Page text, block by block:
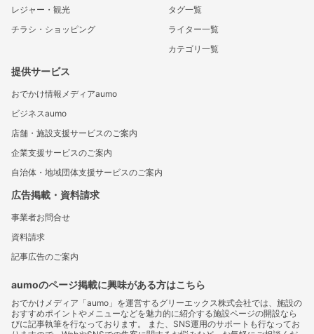
レジャー・観光
チラシ・ショッピング
タグ一覧
ライター一覧
カテゴリ一覧
提供サービス
おでかけ情報メディアaumo
ビジネスaumo
店舗・施設支援サービスのご案内
企業支援サービスのご案内
自治体・地域団体支援サービスのご案内
広告掲載・資料請求
事業者お問合せ
資料請求
記事広告のご案内
aumoのページ掲載に興味がある方はこちら
おでかけメディア「aumo」を運営するグリーエックス株式会社では、施設の
おすすめポイントやメニューなどを魅力的に紹介する施設ページの開設なら
びに記事執筆を行なっております。 また、SNS運用のサポートも行なってお